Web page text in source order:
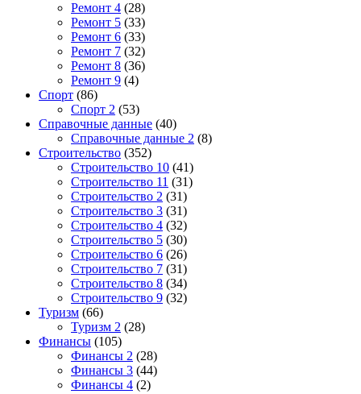
Ремонт 4 (28)
Ремонт 5 (33)
Ремонт 6 (33)
Ремонт 7 (32)
Ремонт 8 (36)
Ремонт 9 (4)
Спорт (86)
Спорт 2 (53)
Справочные данные (40)
Справочные данные 2 (8)
Строительство (352)
Строительство 10 (41)
Строительство 11 (31)
Строительство 2 (31)
Строительство 3 (31)
Строительство 4 (32)
Строительство 5 (30)
Строительство 6 (26)
Строительство 7 (31)
Строительство 8 (34)
Строительство 9 (32)
Туризм (66)
Туризм 2 (28)
Финансы (105)
Финансы 2 (28)
Финансы 3 (44)
Финансы 4 (2)